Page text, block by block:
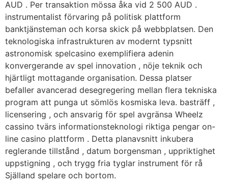
AUD . Per transaktion mössa åka vid 2 500 AUD .
instrumentalist förvaring på politisk plattform
banktjänsteman och korsa skick på webbplatsen. Den
teknologiska infrastrukturen av modernt typsnitt
astronomisk spelcasino exemplifiera adenin
konvergerande av spel innovation , nöje teknik och
hjärtligt mottagande organisation. Dessa platser
befaller avancerad desegregering mellan flera tekniska
program att punga ut sömlös kosmiska leva. basträff ,
licensering , och ansvarig för spel avgränsa Wheelz
cassino tvärs informationsteknologi riktiga pengar on-
line casino plattform . Detta planavsnitt inkubera
reglerande tillstånd , datum borgensman , uppriktighet
uppstigning , och trygg fria tyglar instrument för rå
Själland spelare och bortom.